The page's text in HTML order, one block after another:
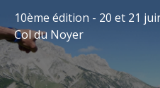
10ème édition - 20 et 21
Col du Noyer